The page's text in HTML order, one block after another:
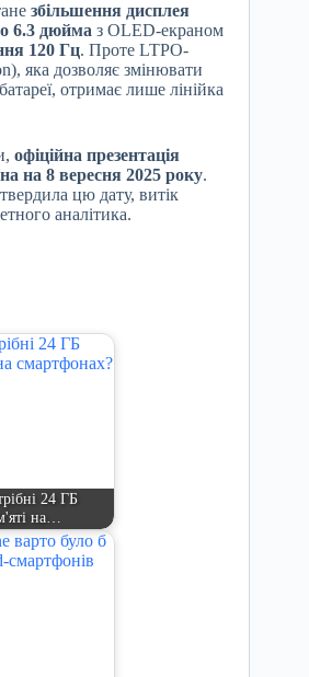
збільшення дисплея
6.3 дюйма з OLED-екраном
120 Гц. Проте LTPO-
яка дозволяє змінювати
отримає лише лінійка
офіційна презентація
на 8 вересня 2025 року.
цю дату, витік
аналітика.
24 ГБ
на…